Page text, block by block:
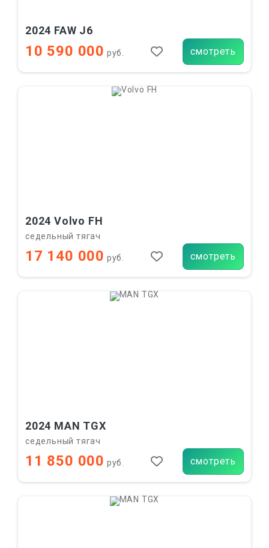
2024 FAW J6
10 590 000 руб. смотреть
2024 Volvo FH
седельный тягач
17 140 000 руб. смотреть
2024 MAN TGX
седельный тягач
11 850 000 руб. смотреть